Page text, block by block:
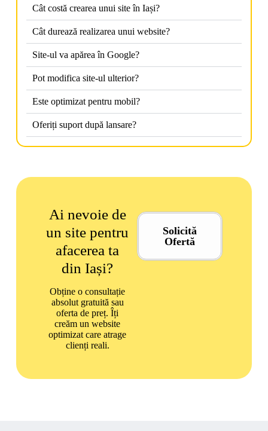
Cât costă crearea unui site în Iași?
Cât durează realizarea unui website?
Site-ul va apărea în Google?
Pot modifica site-ul ulterior?
Este optimizat pentru mobil?
Oferiți suport după lansare?
Ai nevoie de
un site pentru
afacerea ta
din Iași?
Obține o consultație
absolut gratuită sau
oferta de preț. Îți
creăm un website
optimizat care atrage
clienți reali.
Solicită
Ofertă